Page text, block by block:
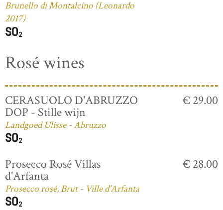
Brunello di Montalcino (Leonardo
2017)
Rosé wines
CERASUOLO D'ABRUZZO
DOP - Stille wijn
Landgoed Ulisse - Abruzzo
€ 29.00
Prosecco Rosé Villas
d'Arfanta
Prosecco rosé, Brut - Ville d'Arfanta
€ 28.00